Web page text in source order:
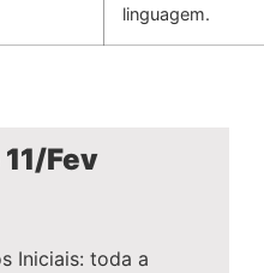
linguagem.
Fev
Iniciais: toda a